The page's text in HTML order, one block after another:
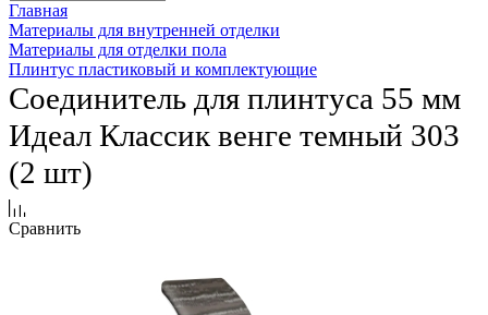
Главная
Материалы для внутренней отделки
Материалы для отделки пола
Плинтус пластиковый и комплектующие
Соединитель для плинтуса 55 мм
Идеал Классик венге темный 303
(2 шт)
Сравнить